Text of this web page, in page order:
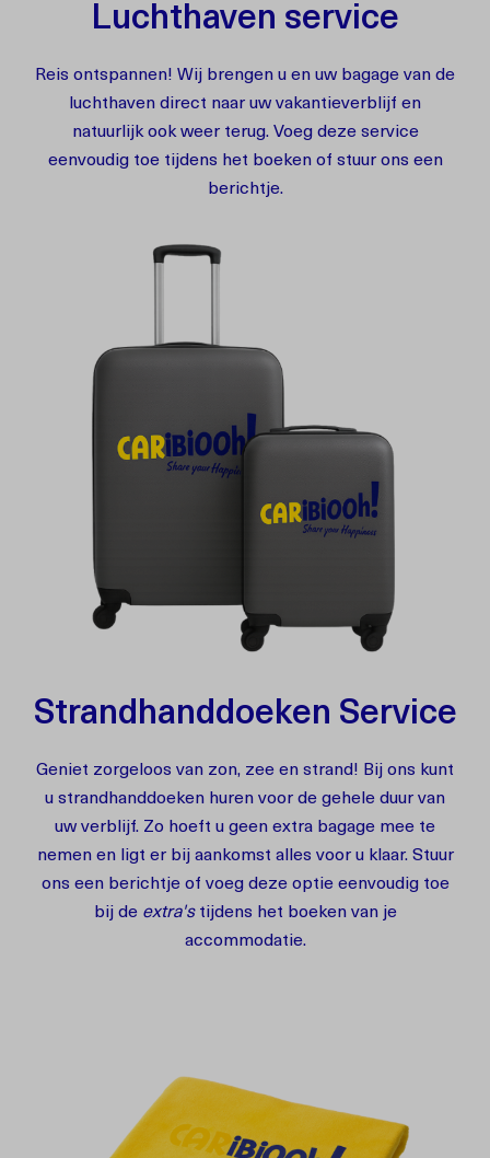
Luchthaven service
Reis ontspannen! Wij brengen u en uw bagage van de
luchthaven direct naar uw vakantieverblijf en
natuurlijk ook weer terug. Voeg deze service
eenvoudig toe tijdens het boeken of stuur ons een
berichtje.
Strandhanddoeken Service
Geniet zorgeloos van zon, zee en strand! Bij ons kunt
u strandhanddoeken huren voor de gehele duur van
uw verblijf. Zo hoeft u geen extra bagage mee te
nemen en ligt er bij aankomst alles voor u klaar. Stuur
ons een berichtje of voeg deze optie eenvoudig toe
bij de extra'stijdens het boeken van je
accommodatie.